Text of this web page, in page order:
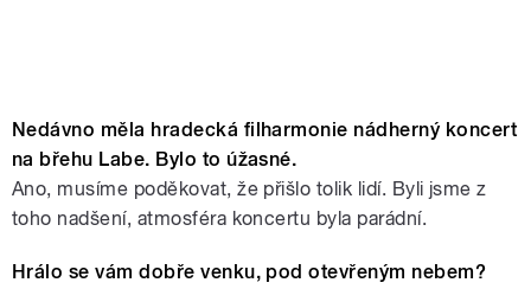
Nedávno měla hradecká filharmonie nádherný koncert
na břehu Labe. Bylo to úžasné.
Ano, musíme poděkovat, že přišlo tolik lidí. Byli jsme z
toho nadšení, atmosféra koncertu byla parádní.
Hrálo se vám dobře venku, pod otevřeným nebem?